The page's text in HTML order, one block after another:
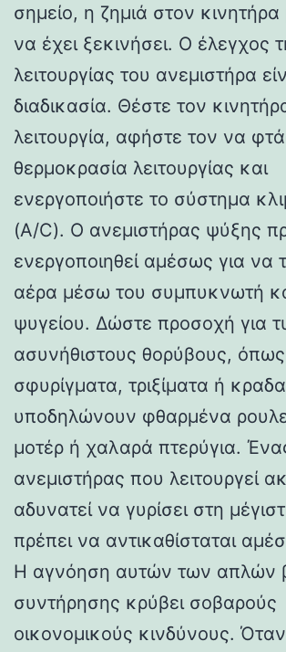
σημείο, η ζημιά στον κινητήρα
να έχει ξεκινήσει. Ο έλεγχος
λειτουργίας του ανεμιστήρα
διαδικασία. Θέστε τον
λειτουργία, αφήστε τον να
θερμοκρασία λειτουργίας και
ενεργοποιήστε το σύστημα
(A/C). Ο ανεμιστήρας ψύξης
ενεργοποιηθεί αμέσως για να
αέρα μέσω του συμπυκνωτή
ψυγείου. Δώστε προσοχή για
ασυνήθιστους θορύβους, όπως
σφυρίγματα, τριξίματα ή
υποδηλώνουν φθαρμένα
μοτέρ ή χαλαρά πτερύγια.
ανεμιστήρας που λειτουργεί
αδυνατεί να γυρίσει στη
πρέπει να αντικαθίσταται
Η αγνόηση αυτών των απλών
συντήρησης κρύβει σοβαρούς
οικονομικούς κινδύνους.